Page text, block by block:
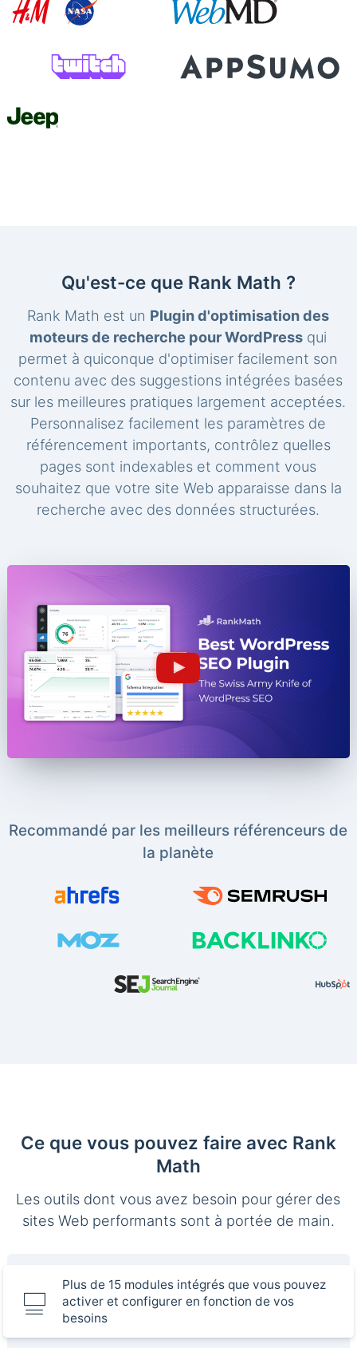
Qu'est-ce que Rank Math ?
Rank Math est un Plugin d'optimisation des
moteurs de recherche pour WordPress qui
permet à quiconque d'optimiser facilement son
contenu avec des suggestions intégrées basées
sur les meilleures pratiques largement acceptées.
Personnalisez facilement les paramètres de
référencement importants, contrôlez quelles
pages sont indexables et comment vous
souhaitez que votre site Web apparaisse dans la
recherche avec des données structurées.
Recommandé par les meilleurs référenceurs de
la planète
Ce que vous pouvez faire avec Rank
Math
Les outils dont vous avez besoin pour gérer des
sites Web performants sont à portée de main.
Plus de 15 modules intégrés que vous pouvez
activer et configurer en fonction de vos
besoins